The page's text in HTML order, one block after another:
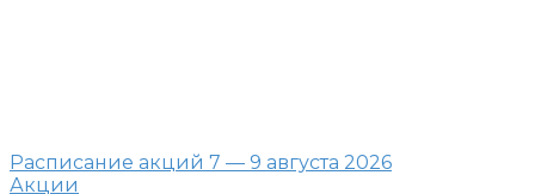
Расписание акций 7 — 9 августа 2026
Акции